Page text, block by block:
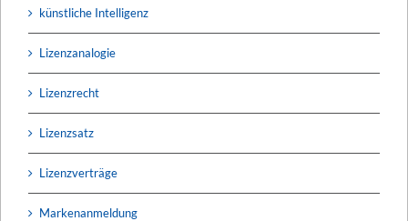
künstliche Intelligenz
Lizenzanalogie
Lizenzrecht
Lizenzsatz
Lizenzverträge
Markenanmeldung